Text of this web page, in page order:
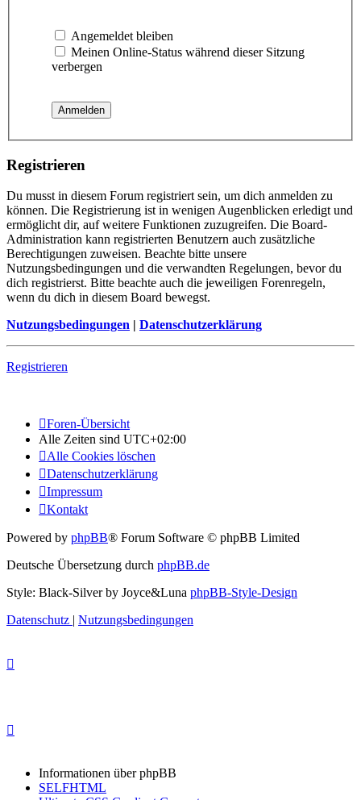
Angemeldet bleiben
Meinen Online-Status während dieser Sitzung
verbergen
Registrieren
Du musst in diesem Forum registriert sein, um dich anmelden zu
können. Die Registrierung ist in wenigen Augenblicken erledigt und
ermöglicht dir, auf weitere Funktionen zuzugreifen. Die Board-
Administration kann registrierten Benutzern auch zusätzliche
Berechtigungen zuweisen. Beachte bitte unsere
Nutzungsbedingungen und die verwandten Regelungen, bevor du
dich registrierst. Bitte beachte auch die jeweiligen Forenregeln,
wenn du dich in diesem Board bewegst.
Nutzungsbedingungen | Datenschutzerklärung
Registrieren
Foren-Übersicht
Alle Zeiten sind UTC+02:00
Alle Cookies löschen
Datenschutzerklärung
Impressum
Kontakt
Powered by phpBB® Forum Software © phpBB Limited
Deutsche Übersetzung durch phpBB.de
Style: Black-Silver by Joyce&Luna phpBB-Style-Design
Datenschutz | Nutzungsbedingungen
Informationen über phpBB
SELFHTML